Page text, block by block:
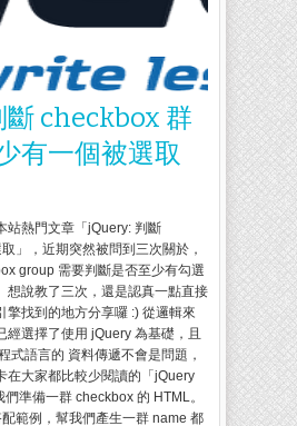
斷 checkbox 群
有一個被選取
站熱門文章「jQuery: 判斷
」，近期突然被問到三次關於，
group 需要判斷是否至少有勾選
想說教了三次，還是認真一點直接
擎找到的地方分享囉 :) 從邏輯來
經選擇了使用 jQuery 為基礎，且
式語言的 資料傳遞不會是問題，
在大家都比較少閱讀的「jQuery
準備一群 checkbox 的 HTML。
範例，幫我們產生一群 name 都